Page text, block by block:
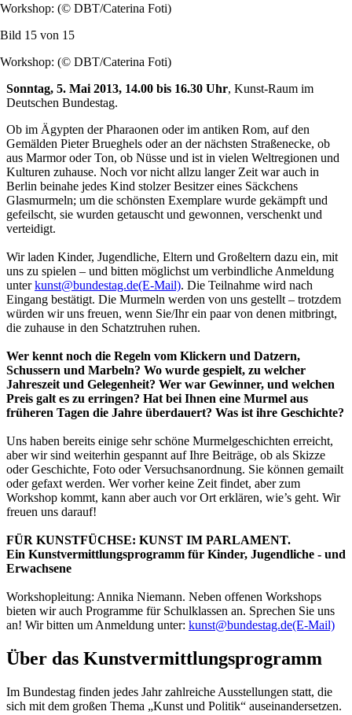
Workshop: (© DBT/Caterina Foti)
Bild 15 von 15
Workshop: (© DBT/Caterina Foti)
Sonntag, 5. Mai 2013, 14.00 bis 16.30 Uhr, Kunst-Raum im
Deutschen Bundestag.
Ob im Ägypten der Pharaonen oder im antiken Rom, auf den
Gemälden Pieter Brueghels oder an der nächsten Straßenecke, ob
aus Marmor oder Ton, ob Nüsse und ist in vielen Weltregionen und
Kulturen zuhause. Noch vor nicht allzu langer Zeit war auch in
Berlin beinahe jedes Kind stolzer Besitzer eines Säckchens
Glasmurmeln; um die schönsten Exemplare wurde gekämpft und
gefeilscht, sie wurden getauscht und gewonnen, verschenkt und
verteidigt.
Wir laden Kinder, Jugendliche, Eltern und Großeltern dazu ein, mit
uns zu spielen – und bitten möglichst um verbindliche Anmeldung
unterkunst@bundestag.de(E-Mail). Die Teilnahme wird nach
Eingang bestätigt. Die Murmeln werden von uns gestellt – trotzdem
würden wir uns freuen, wenn Sie/Ihr ein paar von denen mitbringt,
die zuhause in den Schatztruhen ruhen.
Wer kennt noch die Regeln vom Klickern und Datzern,
Schussern und Marbeln? Wo wurde gespielt, zu welcher
Jahreszeit und Gelegenheit? Wer war Gewinner, und welchen
Preis galt es zu erringen? Hat bei Ihnen eine Murmel aus
früheren Tagen die Jahre überdauert? Was ist ihre Geschichte?
Uns haben bereits einige sehr schöne Murmelgeschichten erreicht,
aber wir sind weiterhin gespannt auf Ihre Beiträge, ob als Skizze
oder Geschichte, Foto oder Versuchsanordnung. Sie können gemailt
oder gefaxt werden. Wer vorher keine Zeit findet, aber zum
Workshop kommt, kann aber auch vor Ort erklären, wie’s geht. Wir
freuen uns darauf!
FÜR KUNSTFÜCHSE: KUNST IM PARLAMENT.
Ein Kunstvermittlungsprogramm für Kinder, Jugendliche - und
Erwachsene
Workshopleitung: Annika Niemann. Neben offenen Workshops
bieten wir auch Programme für Schulklassen an. Sprechen Sie uns
an! Wir bitten um Anmeldung unter: kunst@bundestag.de(E-Mail)
Über das Kunstvermittlungsprogramm
Im Bundestag finden jedes Jahr zahlreiche Ausstellungen statt, die
sich mit dem großen Thema „Kunst und Politik“ auseinandersetzen.